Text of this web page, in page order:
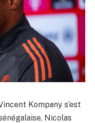
Kompany s’est
Nicolas